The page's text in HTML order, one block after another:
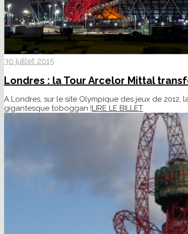
30 juillet 2015
Londres : la Tour Arcelor Mittal
A Londres, sur le site Olympique des jeux de
gigantesque toboggan !LIRE LE BILLET